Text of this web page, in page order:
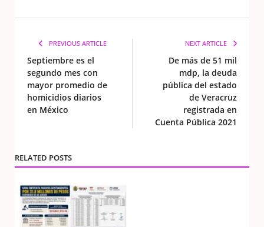
PREVIOUS ARTICLE
Septiembre es el
segundo mes con
mayor promedio de
homicidios diarios
en México
NEXT ARTICLE
De más de 51 mil
mdp, la deuda
pública del estado
de Veracruz
registrada en
Cuenta Pública 2021
RELATED POSTS